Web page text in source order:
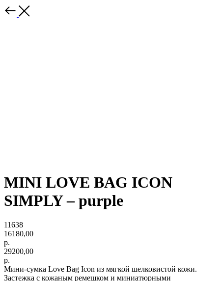
MINI LOVE BAG ICON
SIMPLY – purple
11638
16180,00
р.
29200,00
р.
Мини-сумка Love Bag Icon из мягкой шелковистой кожи.
Застежка с кожаным ремешком и миниатюрными